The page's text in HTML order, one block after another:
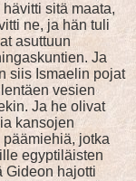
sitä maata,
ne, ja hän tuli
asuttuun
Ja
siis Ismaelin pojat
vesien
Ja he olivat
kansojen
jotka
egyptiläisten
Gideon hajotti